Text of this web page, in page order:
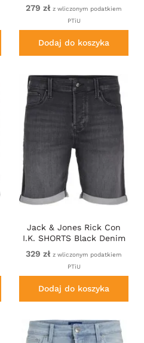
279 zł z wliczonym podatkiem
PTiU
Dodaj do koszyka
Jack & Jones Rick Con
I.K. SHORTS Black Denim
329 zł z wliczonym podatkiem
PTiU
Dodaj do koszyka